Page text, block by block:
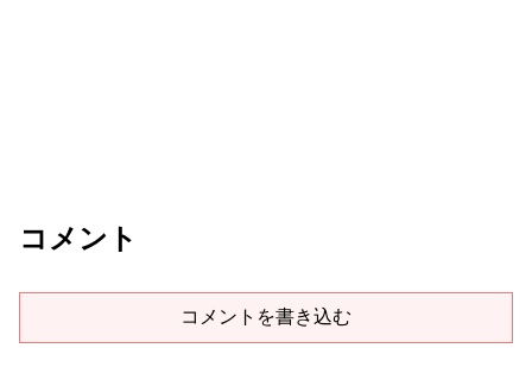
コメント
コメントを書き込む